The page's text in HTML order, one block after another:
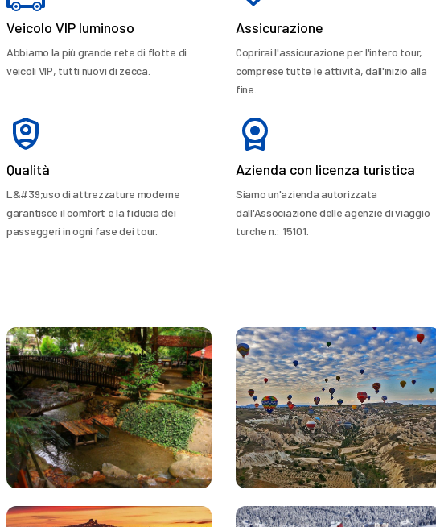
Veicolo VIP luminoso
Abbiamo la più grande rete di flotte di
veicoli VIP, tutti nuovi di zecca.
Assicurazione
Coprirai l'assicurazione per l'intero tour,
comprese tutte le attività, dall'inizio alla
fine.
Qualità
L&#39;uso di attrezzature moderne
garantisce il comfort e la fiducia dei
passeggeri in ogni fase dei tour.
Azienda con licenza turistica
Siamo un'azienda autorizzata
dall'Associazione delle agenzie di viaggio
turche n.: 15101.